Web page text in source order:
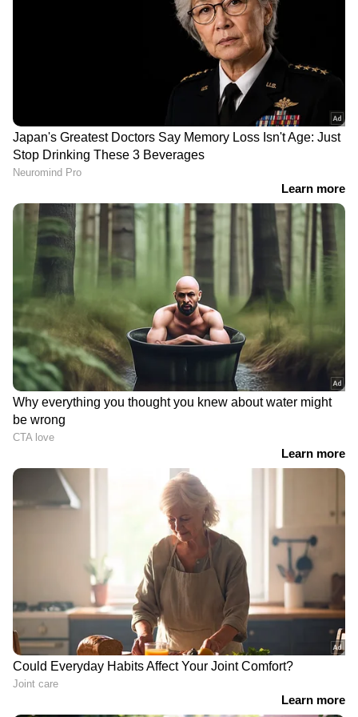
നടപടിയായില്ല. ടെക്നോപാര്‍ക്കിലേക്ക് വരെ
വെള്ളം കയറാനിടയാക്കിയ തെറ്റിയാറിന്‍റെ
മാലിന്യ പ്രശ്നം പരിഹരിക്കാനോ കയ്യേറ്റങ്ങൾ
ചെറുത്ത് ഒഴുക്ക് വീണ്ടെടുക്കാനോ പദ്ധതി ഇല്ല.
ആമയിഴഞ്ഞാൻ തോട്ടിലേക്ക് മാലിന്യം
എറിയുന്നവരെ കണ്ടെത്താൻ എഐ ക്യാമറക്ക്
ഓര്‍ഡര്‍ നൽകുമെന്നാണ് മേയര്‍ ഇപ്പോഴും
പറയുന്നത്.
കേരളത്തിലെ എല്ലാLocal News
എപ്പോഴും ഏഷ്യാനെറ്റ് ന്യൂസ് വാർത്തകൾ.
Malayalam Newsഅപ്‌ഡേറ്റുകളും
ആഴത്തിലുള്ള വിശകലനവും സമഗ്രമായ
റിപ്പോർട്ടിംഗും — എല്ലാം ഒരൊറ്റ സ്ഥലത്ത്.
ഏത് സമയത്തും, എവിടെയും
വിശ്വസനീയമായ വാർത്തകൾ ലഭിക്കാൻ
Asianet News Malayalam
RECOMMENDED STORIES